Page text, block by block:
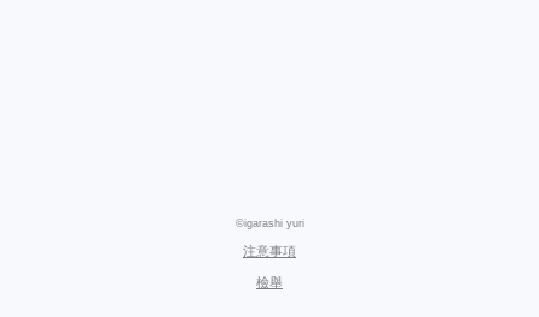
©igarashi yuri
注意事項
檢舉